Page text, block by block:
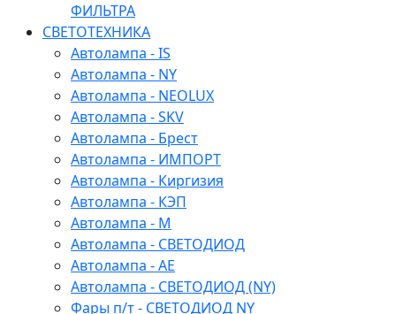
ФИЛЬТРА
СВЕТОТЕХНИКА
Автолампа - IS
Автолампа - NY
Автолампа - NEOLUX
Автолампа - SKV
Автолампа - Брест
Автолампа - ИМПОРТ
Автолампа - Киргизия
Автолампа - КЭП
Автолампа - М
Автолампа - СВЕТОДИОД
Автолампа - АЕ
Автолампа - СВЕТОДИОД (NY)
Фары п/т - СВЕТОДИОД NY